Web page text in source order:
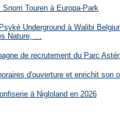
Touren à Europa-Park
Underground à Walibi
Nature, …
de recrutement du Parc
d'ouverture et enrichit son
à Nigloland en 2026